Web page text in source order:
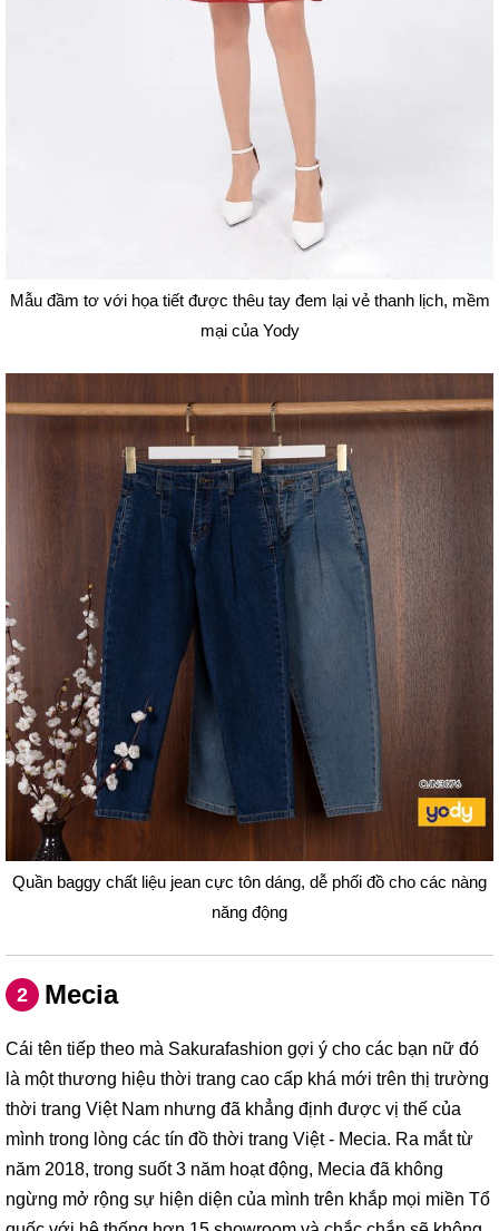
Mẫu đầm tơ với họa tiết được thêu tay đem lại vẻ thanh lịch, mềm
mại của Yody
Quần baggy chất liệu jean cực tôn dáng, dễ phối đồ cho các nàng
năng động
2 Mecia
Cái tên tiếp theo mà Sakurafashion gợi ý cho các bạn nữ đó
là một thương hiệu thời trang cao cấp khá mới trên thị trường
thời trang Việt Nam nhưng đã khẳng định được vị thế của
mình trong lòng các tín đồ thời trang Việt - Mecia. Ra mắt từ
năm 2018, trong suốt 3 năm hoạt động, Mecia đã không
ngừng mở rộng sự hiện diện của mình trên khắp mọi miền Tổ